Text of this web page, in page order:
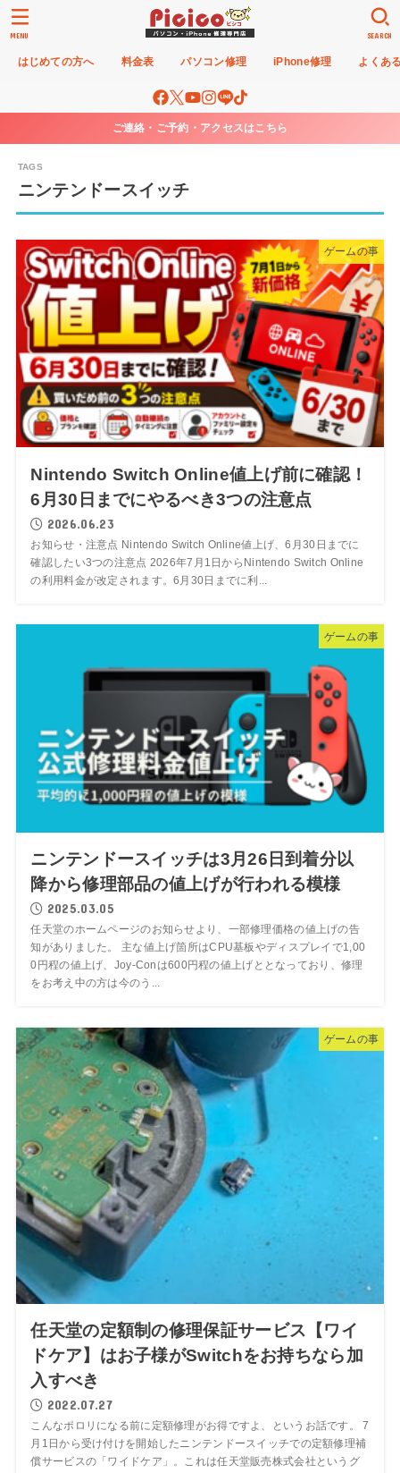
はじめての方へ 料金表 パソコン修理 iPhone修理 よくあ
SEARCH
MENU
ご連絡・ご予約・アクセスはこちら
ニンテンドースイッチ
ゲームの事
Nintendo Switch Online値上げ前に確認！
6月30日までにやるべき3つの注意点
2026.06.23
お知らせ・注意点 Nintendo Switch Online値上げ、6月30日までに
確認したい3つの注意点 2026年7月1日からNintendo Switch Online
の利用料金が改定されます。6月30日までに利...
ゲームの事
ニンテンドースイッチは3月26日到着分以
降から修理部品の値上げが行われる模様
2025.03.05
任天堂のホームページのお知らせより、一部修理価格の値上げの告
知がありました。 主な値上げ箇所はCPU基板やディスプレイで1,00
0円程の値上げ、Joy-Conは600円程の値上げととなっており、修理
をお考え中の方は今のう...
ゲームの事
任天堂の定額制の修理保証サービス【ワイ
ドケア】はお子様がSwitchをお持ちなら加
入すべき
2022.07.27
こんなポロリになる前に定額修理がお得ですよ、というお話です。 7
月1日から受け付けを開始したニンテンドースイッチでの定額修理補
償サービスの「ワイドケア」。これは任天堂販売株式会社というグ